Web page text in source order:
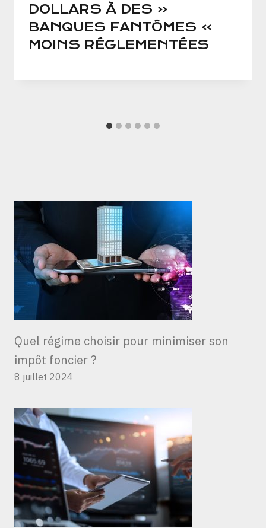
DOLLARS À DES «
BANQUES FANTÔMES »
MOINS RÉGLEMENTÉES
Quel régime choisir pour minimiser son
impôt foncier ?
8 juillet 2024